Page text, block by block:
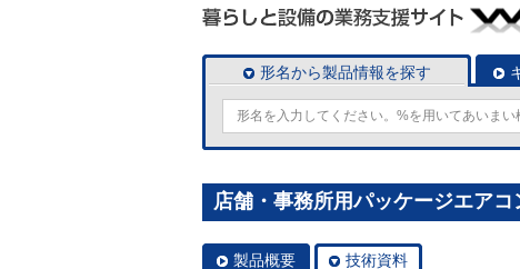
形名から製品情報を探す
店舗・事務所用パッケージエア
製品概要 技術資料